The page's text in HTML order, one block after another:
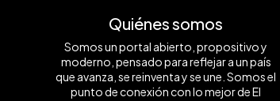
Quiénes somos
Somos un portal abierto, propositivo y
moderno, pensado para reflejar a un país
que avanza, se reinventa y se une. Somos el
punto de conexión con lo mejor de El